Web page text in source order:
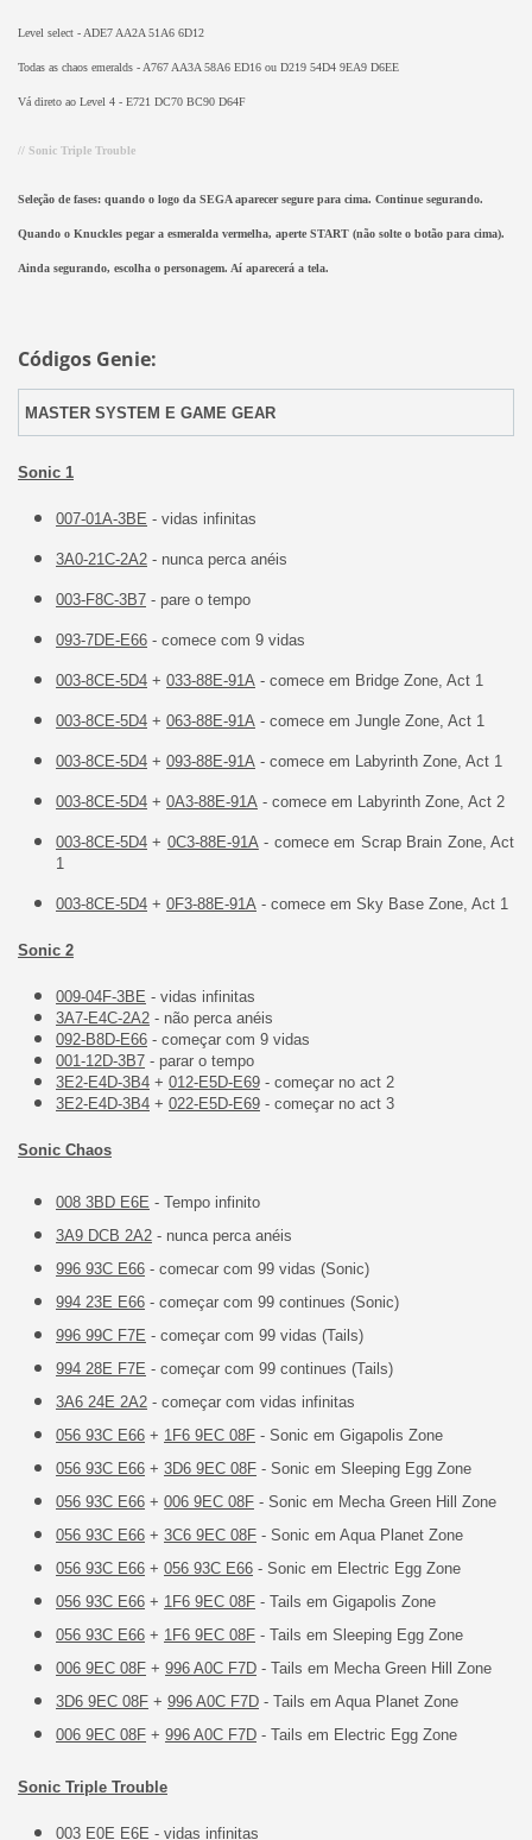
Level select - ADE7 AA2A 51A6 6D12
Todas as chaos emeralds - A767 AA3A 58A6 ED16 ou D219 54D4 9EA9 D6EE
Vá direto ao Level 4 - E721 DC70 BC90 D64F
// Sonic Triple Trouble
Seleção de fases: quando o logo da SEGA aparecer segure para cima. Continue segurando.
Quando o Knuckles pegar a esmeralda vermelha, aperte START (não solte o botão para cima).
Ainda segurando, escolha o personagem. Aí aparecerá a tela.
Códigos Genie:
MASTER SYSTEM E GAME GEAR
Sonic 1
007-01A-3BE - vidas infinitas
3A0-21C-2A2- nunca perca anéis
003-F8C-3B7- pare o tempo
093-7DE-E66- comece com 9 vidas
003-8CE-5D4+ 033-88E-91A- comece em Bridge Zone, Act 1
003-8CE-5D4+ 063-88E-91A- comece em Jungle Zone, Act 1
003-8CE-5D4+ 093-88E-91A- comece em Labyrinth Zone, Act 1
003-8CE-5D4+ 0A3-88E-91A- comece em Labyrinth Zone, Act 2
003-8CE-5D4+ 0C3-88E-91A- comece em Scrap Brain Zone, Act
1
003-8CE-5D4+ 0F3-88E-91A- comece em Sky Base Zone, Act 1
Sonic 2
009-04F-3BE - vidas infinitas
3A7-E4C-2A2- não perca anéis
092-B8D-E66- começar com 9 vidas
001-12D-3B7- parar o tempo
3E2-E4D-3B4+ 012-E5D-E69- começar no act 2
3E2-E4D-3B4+ 022-E5D-E69- começar no act 3
Sonic Chaos
008 3BD E6E - Tempo infinito
3A9 DCB 2A2- nunca perca anéis
996 93C E66- comecar com 99 vidas (Sonic)
994 23E E66- começar com 99 continues (Sonic)
996 99C F7E - começar com 99 vidas (Tails)
994 28E F7E - começar com 99 continues (Tails)
3A6 24E 2A2- começar com vidas infinitas
056 93C E66+ 1F6 9EC 08F- Sonic em Gigapolis Zone
056 93C E66+ 3D6 9EC 08F- Sonic em Sleeping Egg Zone
056 93C E66+ 006 9EC 08F- Sonic em Mecha Green Hill Zone
056 93C E66+ 3C6 9EC 08F- Sonic em Aqua Planet Zone
056 93C E66+ 056 93C E66- Sonic em Electric Egg Zone
056 93C E66+ 1F6 9EC 08F- Tails em Gigapolis Zone
056 93C E66+ 1F6 9EC 08F- Tails em Sleeping Egg Zone
006 9EC 08F+ 996 A0C F7D- Tails em Mecha Green Hill Zone
3D6 9EC 08F+ 996 A0C F7D- Tails em Aqua Planet Zone
006 9EC 08F+ 996 A0C F7D- Tails em Electric Egg Zone
Sonic Triple Trouble
003 E0E E6E - vidas infinitas